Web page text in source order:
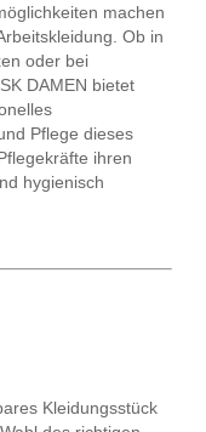
machen
Ob in
oder bei
DAMEN bietet
Pflege dieses
ihren
hygienisch
Kleidungsstück